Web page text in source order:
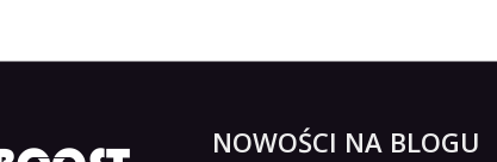
NOWOŚCI NA BLOGU